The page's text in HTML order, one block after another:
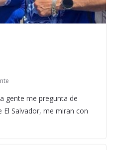
gente me pregunta de
Salvador, me miran con